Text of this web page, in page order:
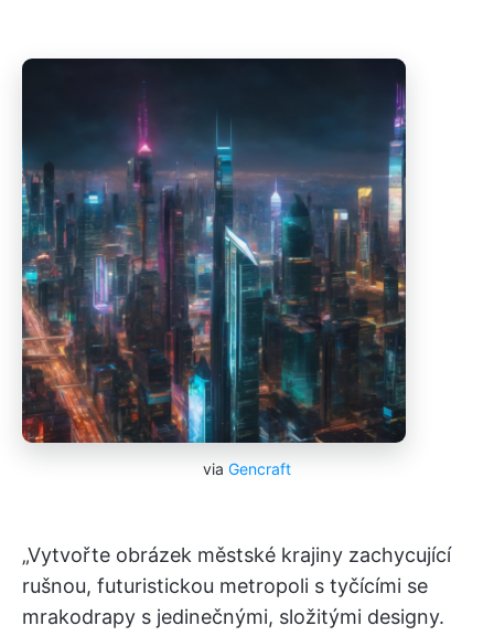
via Gencraft
„Vytvořte obrázek městské krajiny zachycující
rušnou, futuristickou metropoli s tyčícími se
mrakodrapy s jedinečnými, složitými designy.